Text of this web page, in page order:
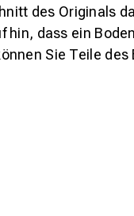
des Originals
hin, dass ein
Sie Teile